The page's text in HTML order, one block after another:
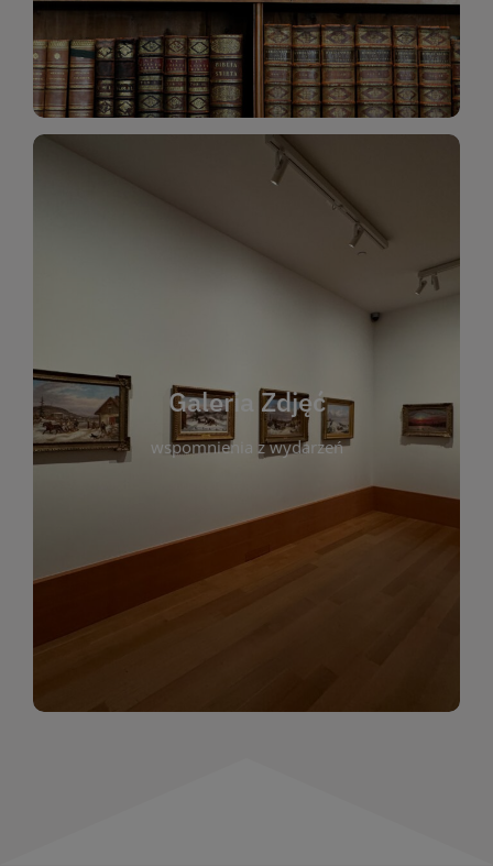
Katalog Zbiorów
Galeria Zdjęć
wspomnienia z wydarzeń
Galeria Zdjęć
wspomnienia z wydarzeń, spotkań i projektów
którym można zobaczyć, jak żyje nasza biblioteka
i jej społeczność. Zdjęcia dokumentują zarówno
uroczyste chwile, jak i codzienne aktywności
czytelników. Regularnie dodajemy nowe galerie,
by każdy mógł powrócić do wyjątkowych
momentów. Zapraszamy do obejrzenia,
wspominania i inspirowania się!